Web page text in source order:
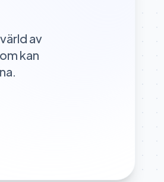
av
kan